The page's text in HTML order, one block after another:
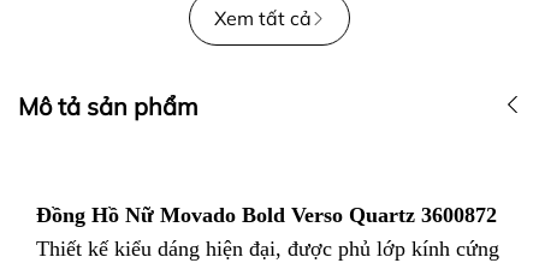
Xem tất cả
Mô tả sản phẩm
Đồng Hồ Nữ Movado Bold Verso Quartz 3600872
Thiết kế kiểu dáng hiện đại, được phủ lớp kính cứng